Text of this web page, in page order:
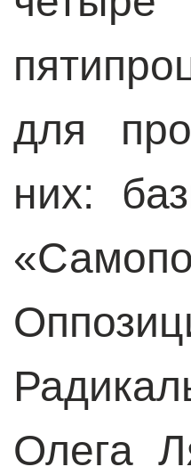
для
них:
Олега